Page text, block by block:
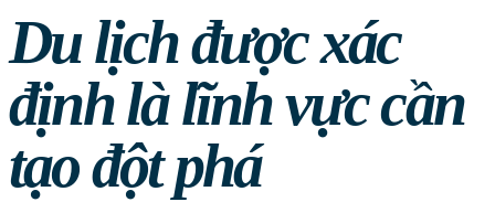
Du lịch được xác
định là lĩnh vực cần
tạo đột phá